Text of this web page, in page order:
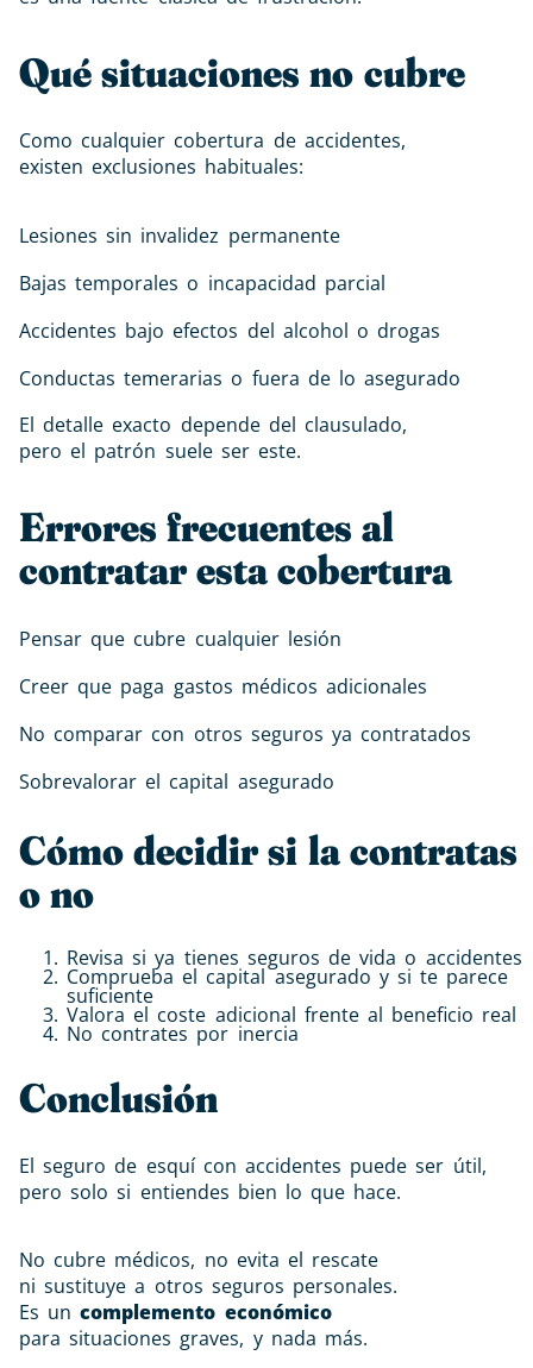
Qué situaciones no cubre
Como cualquier cobertura de accidentes,
existen exclusiones habituales:
Lesiones sin invalidez permanente
Bajas temporales o incapacidad parcial
Accidentes bajo efectos del alcohol o drogas
Conductas temerarias o fuera de lo asegurado
El detalle exacto depende del clausulado,
pero el patrón suele ser este.
Errores frecuentes al
contratar esta cobertura
Pensar que cubre cualquier lesión
Creer que paga gastos médicos adicionales
No comparar con otros seguros ya contratados
Sobrevalorar el capital asegurado
Cómo decidir si la contratas
o no
Revisa si ya tienes seguros de vida o accidentes
Comprueba el capital asegurado y si te parece
suficiente
Valora el coste adicional frente al beneficio real
No contrates por inercia
Conclusión
El seguro de esquí con accidentes puede ser útil,
pero solo si entiendes bien lo que hace.
No cubre médicos, no evita el rescate
ni sustituye a otros seguros personales.
Es uncomplemento económico
para situaciones graves, y nada más.